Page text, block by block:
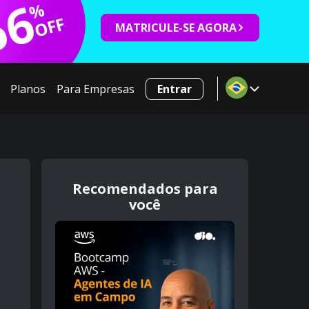
%
OFF MATRICULE-SE AGORA
Planos Para Empresas Entrar
Recomendados para
você